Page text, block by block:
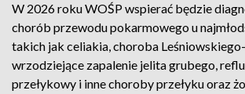
W 2026 roku WOŚP wspierać będzie
chorób przewodu pokarmowego u
takich jak celiakia, choroba
wrzodziejące zapalenie jelita grubego,
przełykowy i inne choroby przełyku oraz